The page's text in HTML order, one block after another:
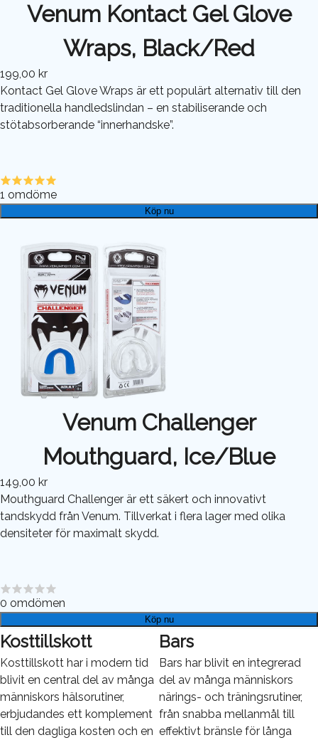
Venum Kontact Gel Glove
Wraps, Black/Red
199,00 kr
Kontact Gel Glove Wraps är ett populärt alternativ till den
traditionella handledslindan – en stabiliserande och
stötabsorberande “innerhandske”.
1 omdöme
Köp nu
Venum Challenger
Mouthguard, Ice/Blue
149,00 kr
Mouthguard Challenger är ett säkert och innovativt
tandskydd från Venum. Tillverkat i flera lager med olika
densiteter för maximalt skydd.
0 omdömen
Köp nu
Kosttillskott
Kosttillskott har i modern tid
blivit en central del av många
människors hälsorutiner,
erbjudandes ett komplement
till den dagliga kosten och en
Bars
Bars har blivit en integrerad
del av många människors
närings- och träningsrutiner,
från snabba mellanmål till
effektivt bränsle för långa